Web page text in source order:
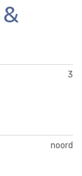
3
noord